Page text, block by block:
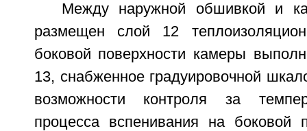
Между наружной обшивкой и
размещен слой 12
боковой поверхности камеры
13, снабженное градуировочной
возможности контроля за
процесса вспенивания на боковой